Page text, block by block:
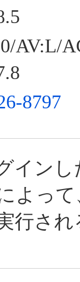
AV:L/
8797
イン
よって
行さ